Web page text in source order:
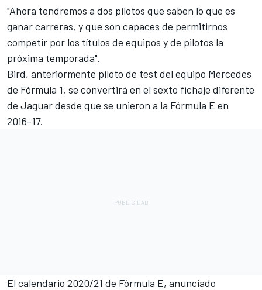
"Ahora tendremos a dos pilotos que saben lo que es
ganar carreras, y que son capaces de permitirnos
competir por los títulos de equipos y de pilotos la
próxima temporada".
Bird, anteriormente piloto de test del equipo Mercedes
de Fórmula 1, se convertirá en el sexto fichaje diferente
de Jaguar desde que se unieron a la Fórmula E en
2016-17.
El calendario 2020/21 de Fórmula E, anunciado